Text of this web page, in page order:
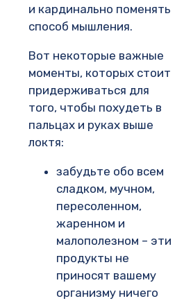
и кардинально поменять
способ мышления.
Вот некоторые важные
моменты, которых стоит
придерживаться для
того, чтобы похудеть в
пальцах и руках выше
локтя:
забудьте обо всем
сладком, мучном,
пересоленном,
жаренном и
малополезном – эти
продукты не
приносят вашему
организму ничего